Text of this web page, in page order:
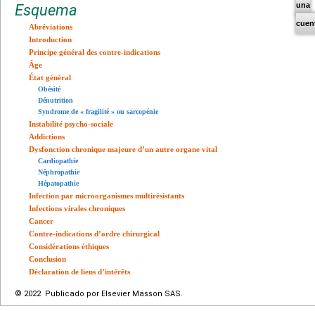
una
Esquema
Abréviations
Introduction
Principe général des contre-indications
Âge
État général
Obésité
Dénutrition
Syndrome de « fragilité » ou sarcopénie
Instabilité psycho-sociale
Addictions
Dysfonction chronique majeure d’un autre organe vital
Cardiopathie
Néphropathie
Hépatopathie
Infection par microorganismes multirésistants
Infections virales chroniques
Cancer
Contre-indications d’ordre chirurgical
Considérations éthiques
Conclusion
Déclaration de liens d’intérêts
© 2022 Publicado por Elsevier Masson SAS.